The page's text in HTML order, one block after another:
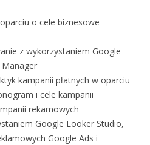
o cele biznesowe
z wykorzystaniem Google
kampanii płatnych w oparciu
i cele kampanii
rekamowych
Google Looker Studio,
Google Ads i